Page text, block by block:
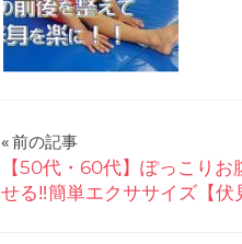
投
稿
前の記事
【50代・60代】ぽっこりお
せる‼︎簡単エクササイズ【